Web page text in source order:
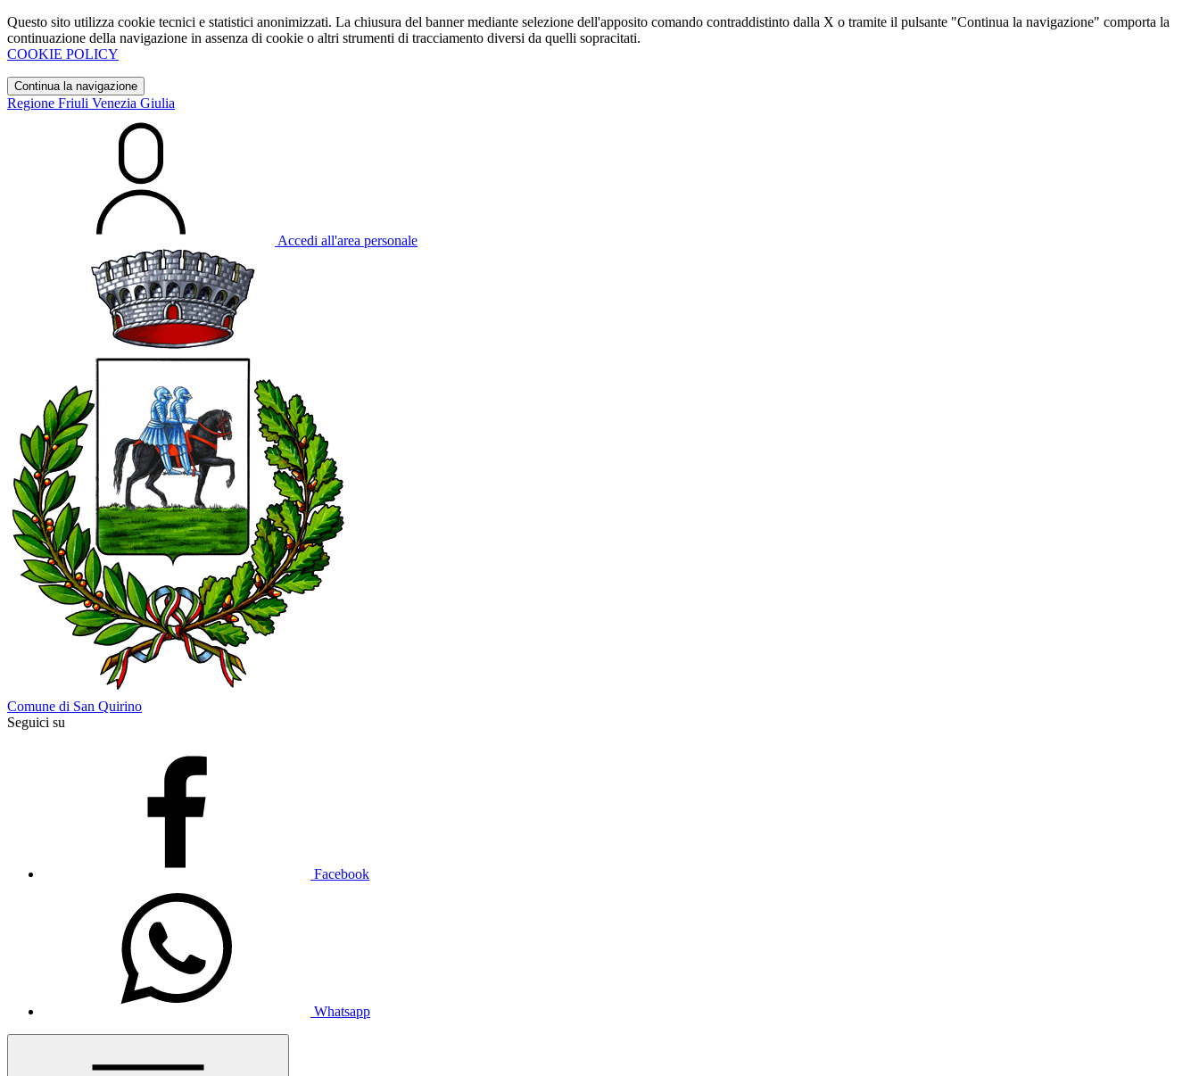
Questo sito utilizza cookie tecnici e statistici anonimizzati. La chiusura del banner mediante selezione dell'apposito comando contraddistinto dalla X o tramite il pulsante "Continua la navigazione" comporta la
continuazione della navigazione in assenza di cookie o altri strumenti di tracciamento diversi da quelli sopracitati.
COOKIE POLICY
Continua la navigazione
Regione Friuli Venezia Giulia
Accedi all'area personale
Comune di San Quirino
Seguici su
Facebook
Whatsapp